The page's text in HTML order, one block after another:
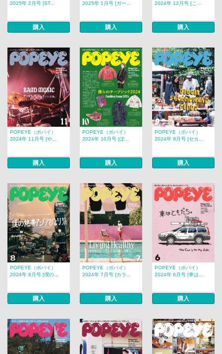
2025年 2月号 [ST...
購入
2025年 1月号 [ガー...
購入
2024年 12月号 [こ...
購入
POPEYE（ポパイ）
2024年 11月号 [や...
購入
POPEYE（ポパイ）
2024年 10月号 [ぼ...
購入
POPEYE（ポパイ）
2024年 9月号 [セカ...
購入
POPEYE（ポパイ）
2024年 8月号 [僕の...
購入
POPEYE（ポパイ）
2024年 7月号 [カラ...
購入
POPEYE（ポパイ）
2024年 6月号 [車は...
購入